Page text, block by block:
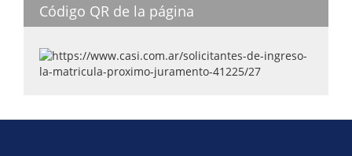
Código QR de la página